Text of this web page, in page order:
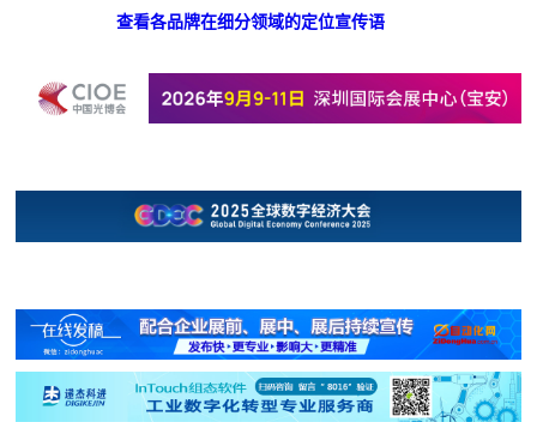
查看各品牌在细分领域的定位宣传语